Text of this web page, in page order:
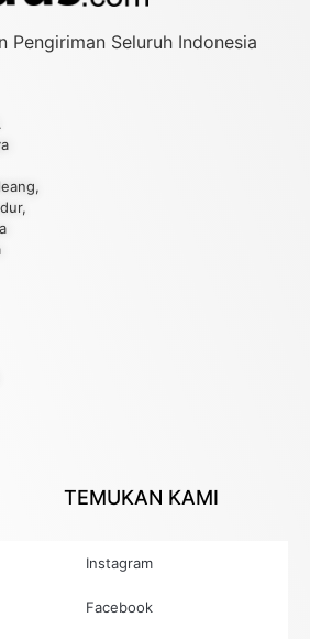
Pengiriman Seluruh Indonesia
TEMUKAN KAMI
Instagram
Facebook